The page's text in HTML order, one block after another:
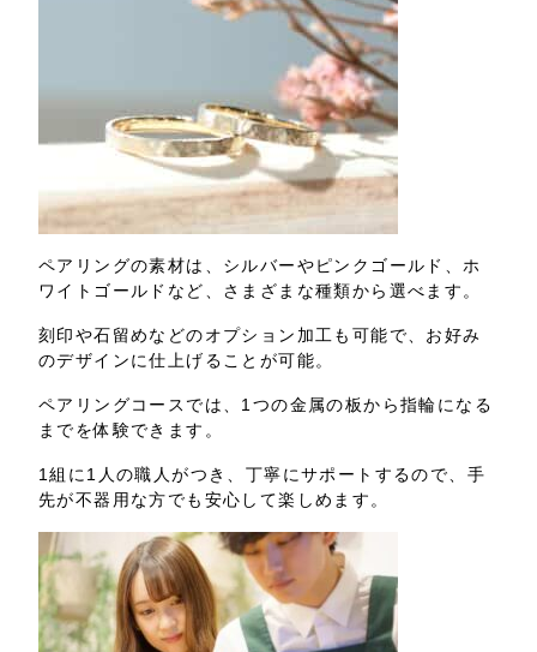
ペアリングの素材は、シルバーやピンクゴールド、ホ
ワイトゴールドなど、さまざまな種類から選べます。
刻印や石留めなどのオプション加工も可能で、お好み
のデザインに仕上げることが可能。
ペアリングコースでは、1つの金属の板から指輪になる
までを体験できます。
1組に1人の職人がつき、丁寧にサポートするので、手
先が不器用な方でも安心して楽しめます。